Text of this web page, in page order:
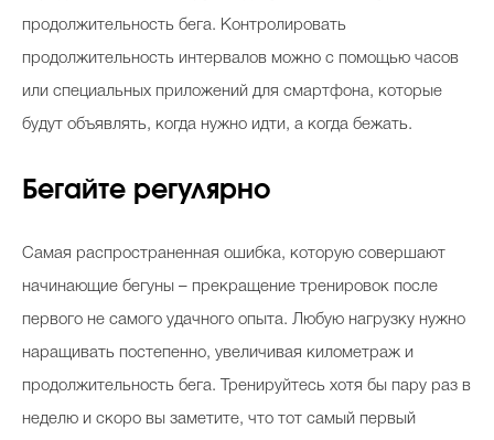
продолжительность бега. Контролировать
продолжительность интервалов можно с помощью часов
или специальных приложений для смартфона, которые
будут объявлять, когда нужно идти, а когда бежать.
Бегайте регулярно
Самая распространенная ошибка, которую совершают
начинающие бегуны – прекращение тренировок после
первого не самого удачного опыта. Любую нагрузку нужно
наращивать постепенно, увеличивая километраж и
продолжительность бега. Тренируйтесь хотя бы пару раз в
неделю и скоро вы заметите, что тот самый первый